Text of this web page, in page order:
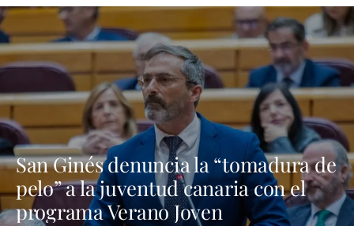
San Ginés denuncia la “tomadura de
pelo” a la juventud canaria con el
programa Verano Joven